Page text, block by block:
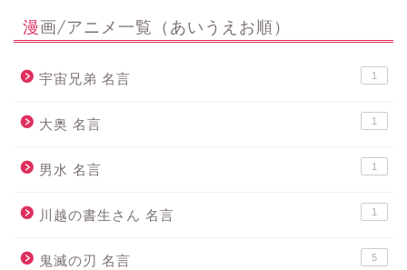
漫画/アニメ一覧（あいうえお順）
宇宙兄弟 名言 1
大奥 名言 1
男水 名言 1
川越の書生さん 名言 1
鬼滅の刃 名言 5